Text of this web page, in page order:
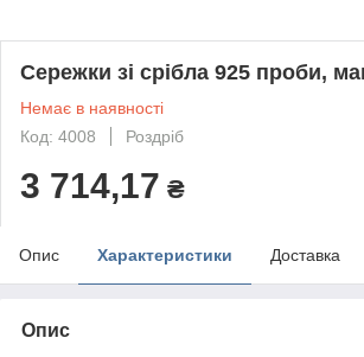
Сережки зі срібла 925 проби,
Немає в наявності
Код: 4008
Роздріб
3 714,17 ₴
Опис Характеристики Доставка
Опис